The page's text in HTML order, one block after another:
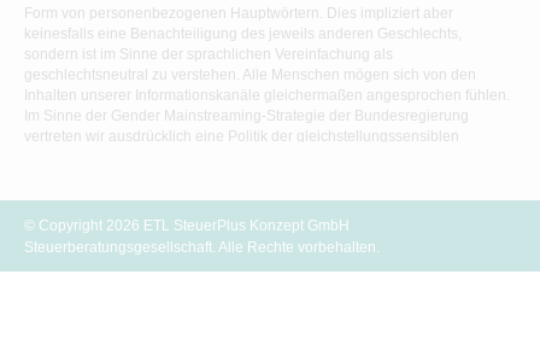
Form von personenbezogenen Hauptwörtern. Dies impliziert aber
keinesfalls eine Benachteiligung des jeweils anderen Geschlechts,
sondern ist im Sinne der sprachlichen Vereinfachung als
geschlechtsneutral zu verstehen. Alle Menschen mögen sich von den
Inhalten unserer Informationskanäle gleichermaßen angesprochen fühlen.
Im Sinne der Gender Mainstreaming-Strategie der Bundesregierung
vertreten wir ausdrücklich eine Politik der gleichstellungssensiblen
© Copyright 2026 ETL SteuerPlus Konzept GmbH
Steuerberatungsgesellschaft. Alle Rechte vorbehalten.